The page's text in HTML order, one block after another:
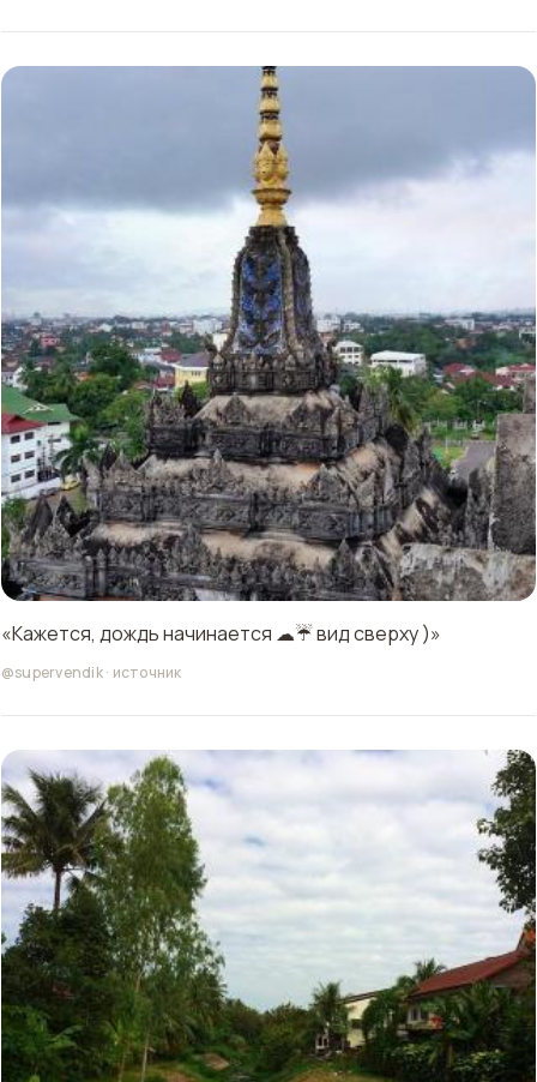
«Кажется, дождь начинается ☁☔ вид сверху )»
@supervendik· источник